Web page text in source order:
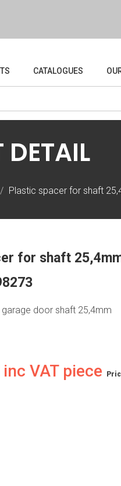
CATALOGUES
Plastic spacer for shaft
DETAIL
for shaft
door shaft 25,4mm
inc VAT piece